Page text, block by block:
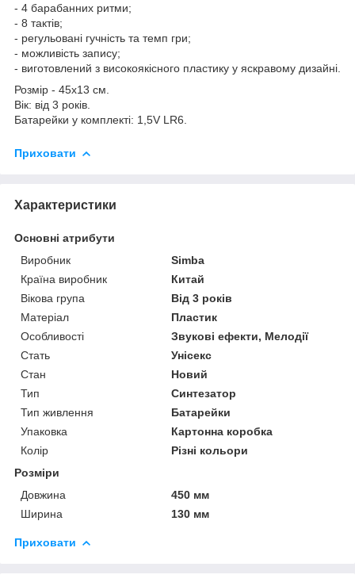
- 4 барабанних ритми;
- 8 тактів;
- регульовані гучність та темп гри;
- можливість запису;
- виготовлений з високоякісного пластику у яскравому дизайні.
Розмір - 45х13 см.
Вік: від 3 років.
Батарейки у комплекті: 1,5V LR6.
Приховати
Характеристики
Основні атрибути
Виробник
Sіmba
Країна виробник
Китай
Вікова група
Від 3 років
Матеріал
Пластик
Особливості
Звукові ефекти, Мелодії
Стать
Унісекс
Стан
Новий
Тип
Синтезатор
Тип живлення
Батарейки
Упаковка
Картонна коробка
Колір
Різні кольори
Розміри
Довжина
450 мм
Ширина
130 мм
Приховати